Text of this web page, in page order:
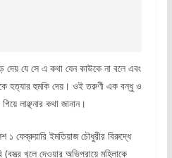
দেয় যে সে এ কথা যেন কাউকে না বলে এবং
হত্যার হুমকি দেয়। ওই তরুণী এক বন্ধু ও
লাঞ্ছনার কথা জানান।
১ ফেব্রুয়ারি ইমতিয়াজ চৌধুরীর বিরুদ্ধে
খুলে দেওয়ার অভিপ্রায়ে মহিলাকে